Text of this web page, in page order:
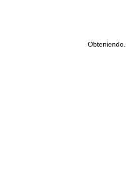
Obteniendo...